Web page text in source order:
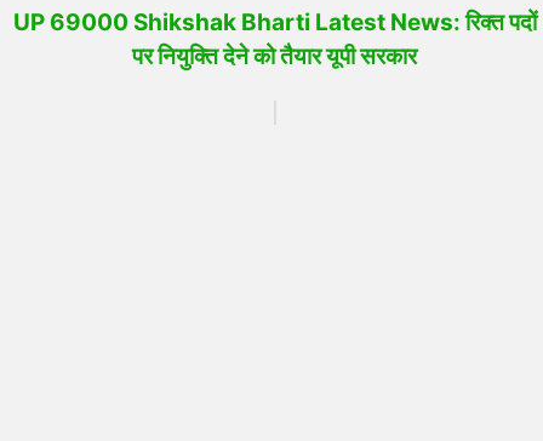
UP 69000 Shikshak Bharti Latest News: रिक्त पदों
पर नियुक्ति देने को तैयार यूपी सरकार